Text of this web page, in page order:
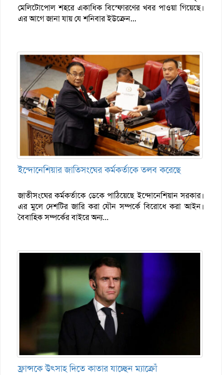
মেলিটোপোল শহরে একাধিক বিস্ফোরণের খবর পাওয়া গিয়েছে।
এর আগে জানা যায় যে শনিবার ইউক্রেন...
ইন্দোনেশিয়ার জাতিসংঘের কর্মকর্তাকে তলব করেছে
জাতীসংঘের কর্মকর্তাকে ডেকে পাঠিয়েছে ইন্দোনেশিয়ান সরকার।
এর মুলে দেশটির জারি করা যৌন সম্পর্কে বিরোধে করা আইন।
বৈবাহিক সম্পর্কের বাইরে অন্য...
ফ্রান্সকে উৎসাহ দিতে কাতার যাচ্ছেন ম্যাক্রোঁ